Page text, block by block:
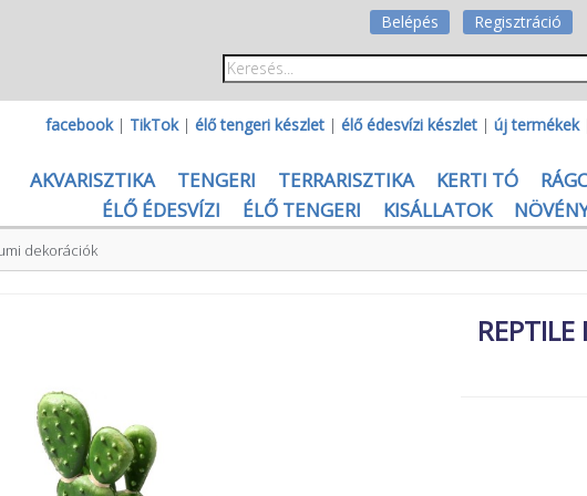
Belépés Regisztráció
facebook| TikTok| élő tengeri készlet | élő édesvízi készlet | új termékek|
AKVARISZTIKA TENGERI TERRARISZTIKA KERTI TÓ
ÉLŐ ÉDESVÍZI
ÉLŐ TENGERI KISÁLLATOK
dekorációk